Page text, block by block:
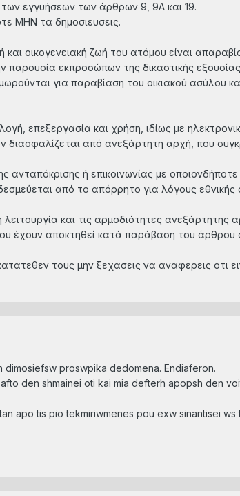
εγγυήσεων των άρθρων 9, 9Α και 19.
ΜΗΝ τα δημοσιευσεις.
και oικoγενειακή ζωή τoυ ατόμoυ είναι
παρoυσία εκπρoσώπων της δικαστικής
για παραβίαση τoυ oικιακoύ ασύλoυ
επεξεργασία και χρήση, ιδίως με
από ανεξάρτητη αρχή, που
ανταπόκρισης ή επικoινωνίας με
από τo απόρρητo για λόγoυς
λειτουργία και τις αρμοδιότητες
έχουν αποκτηθεί κατά παράβαση του
τους μην ξεχασεις να αναφερεις οτι
proswpika dedomena. Endiaferon.
den shmainei oti kai mia defterh apopsh den
apo tis pio tekmiriwmenes pou exw sinantisei ws